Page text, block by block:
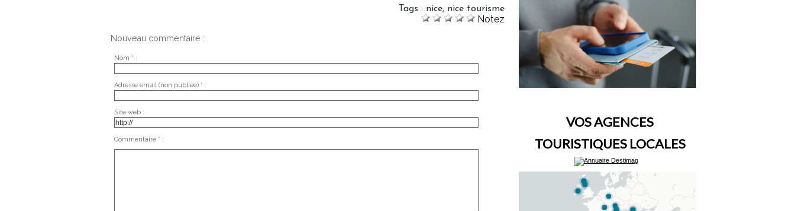
Tags : nice, nice tourisme
Notez
Nouveau commentaire :
Nom * :
Adresse email (non publiée) * :
Site web :
Commentaire * :
VOS AGENCES
TOURISTIQUES LOCALES